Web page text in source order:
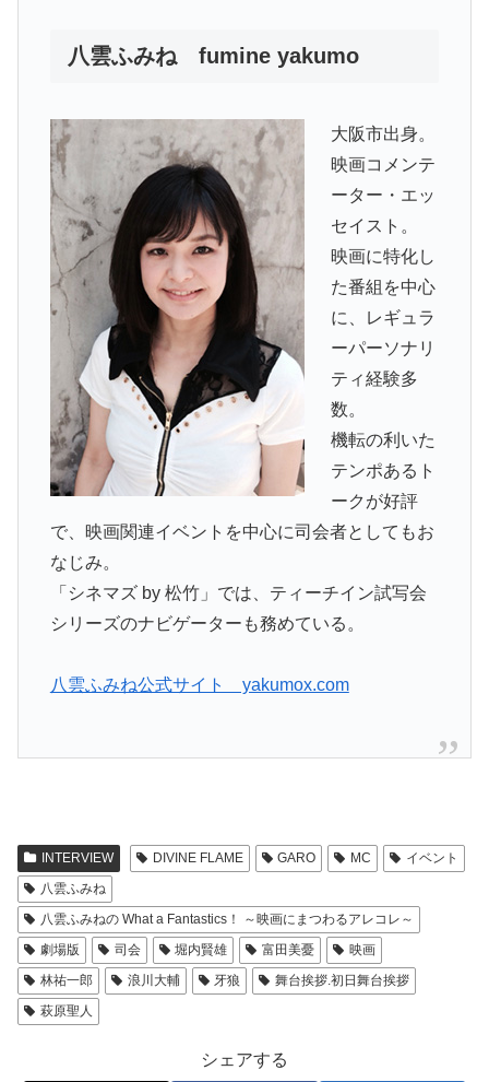
八雲ふみね fumine yakumo
大阪市出身。
映画コメンテ
ーター・エッ
セイスト。
映画に特化し
た番組を中心
に、レギュラ
ーパーソナリ
ティ経験多
数。
機転の利いた
テンポあるト
ークが好評
で、映画関連イベントを中心に司会者としてもお
なじみ。
「シネマズ by 松竹」では、ティーチイン試写会
シリーズのナビゲーターも務めている。
八雲ふみね公式サイト yakumox.com
INTERVIEW DIVINE FLAME GARO MC
イベント
八雲ふみね
八雲ふみねの What a Fantastics！ ～映画にまつわるアレコレ～
劇場版
司会 堀内賢雄 富田美憂
映画
林祐一郎
浪川大輔 牙狼
舞台挨拶.初日舞台挨拶
萩原聖人
シェアする